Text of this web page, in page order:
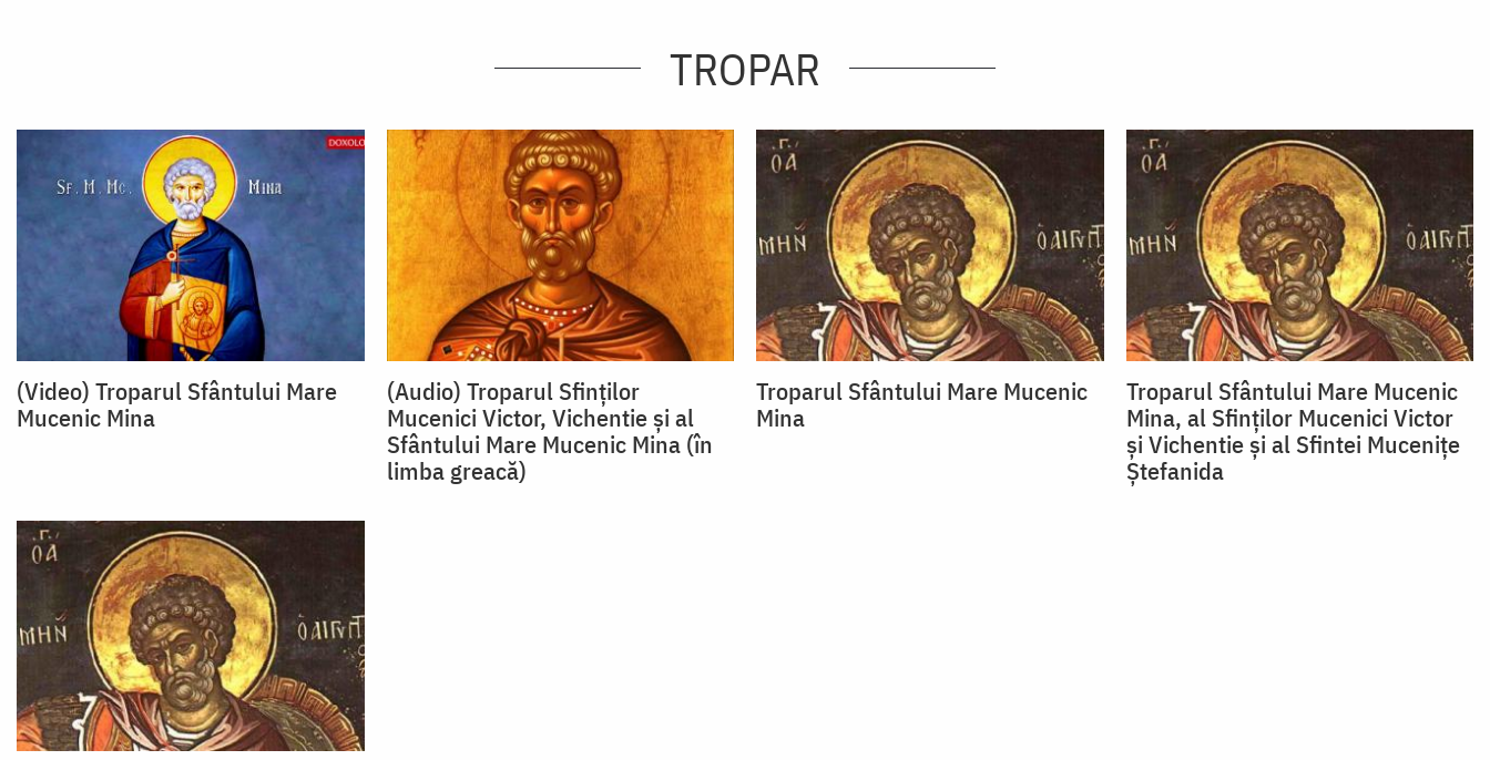
TROPAR
(Video) Troparul Sfântului Mare
Mucenic Mina
(Audio) Troparul Sfinților
Mucenici Victor, Vichentie și al
Sfântului Mare Mucenic Mina (în
limba greacă)
Troparul Sfântului Mare Mucenic
Mina
Troparul Sfântului Mare Mucenic
Mina, al Sfinţilor Mucenici Victor
şi Vichentie şi al Sfintei Muceniţe
Ştefanida